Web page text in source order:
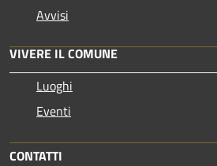
Avvisi
VIVERE IL COMUNE
Luoghi
Eventi
CONTATTI